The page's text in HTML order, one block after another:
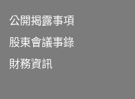
公開揭露事項
股東會議事錄
財務資訊